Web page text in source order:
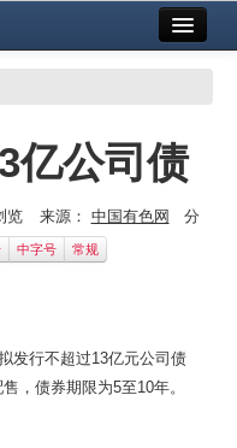
亿公司债
览 来源： 中国有色网 分
中字号 常规
行不超过13亿元公司债
，债券期限为5至10年。